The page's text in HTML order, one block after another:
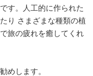
す。人工的に作られた
り さまざまな種類の植
旅の疲れを癒してくれ
めします。